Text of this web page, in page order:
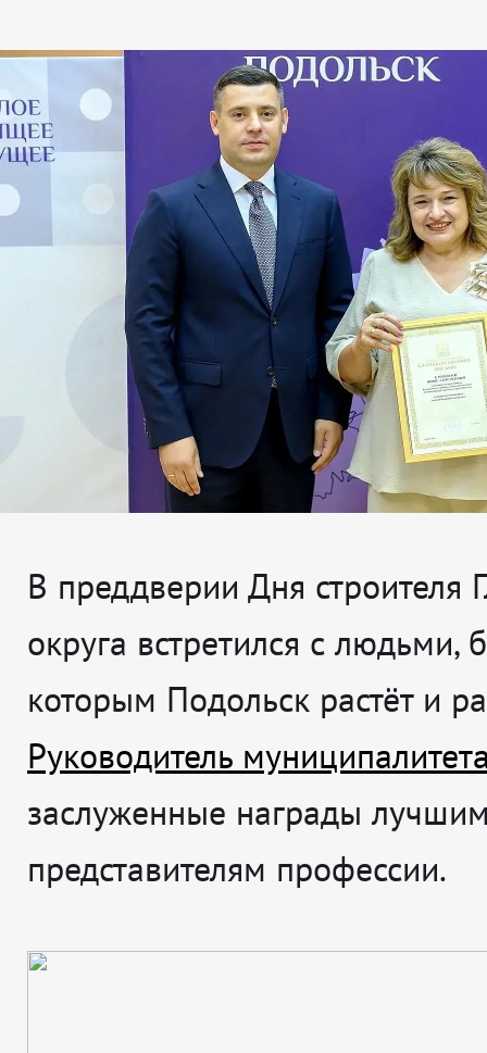
В преддверии Дня строителя
округа встретился с людьми,
которым Подольск растёт и
Руководитель
заслуженные награды
представителям профессии.